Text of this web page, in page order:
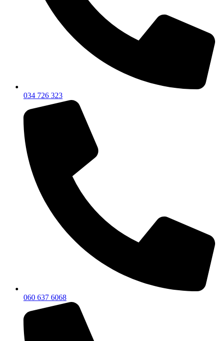
034 726 323
060 637 6068